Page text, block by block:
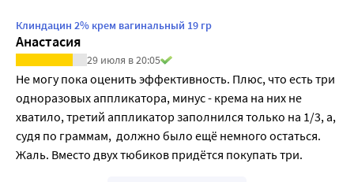
Клиндацин 2% крем вагинальный 19 гр
Анастасия
29 июля в 20:05
Не могу пока оценить эффективность. Плюс, что есть три
одноразовых аппликатора, минус - крема на них не
хватило, третий аппликатор заполнился только на 1/3, а,
судя по граммам,  должно было ещё немного остаться.
Жаль. Вместо двух тюбиков придётся покупать три.